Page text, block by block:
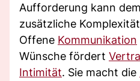
Aufforderung kann
zusätzliche
Offene Kommunikation
Wünsche fördert
Intimität. Sie macht die